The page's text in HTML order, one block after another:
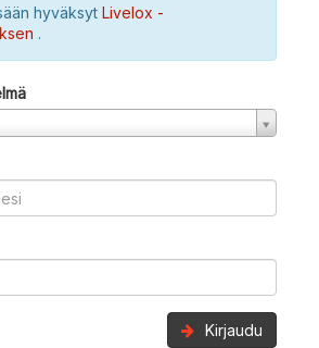
hyväksyt Livelox -
.
Kirjaudu